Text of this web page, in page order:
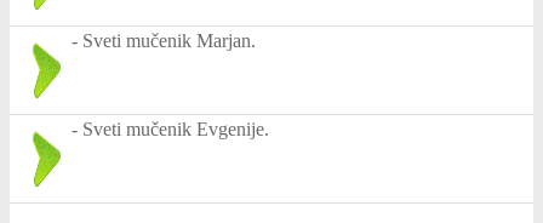
- Sveti mučenik Marjan.
- Sveti mučenik Evgenije.